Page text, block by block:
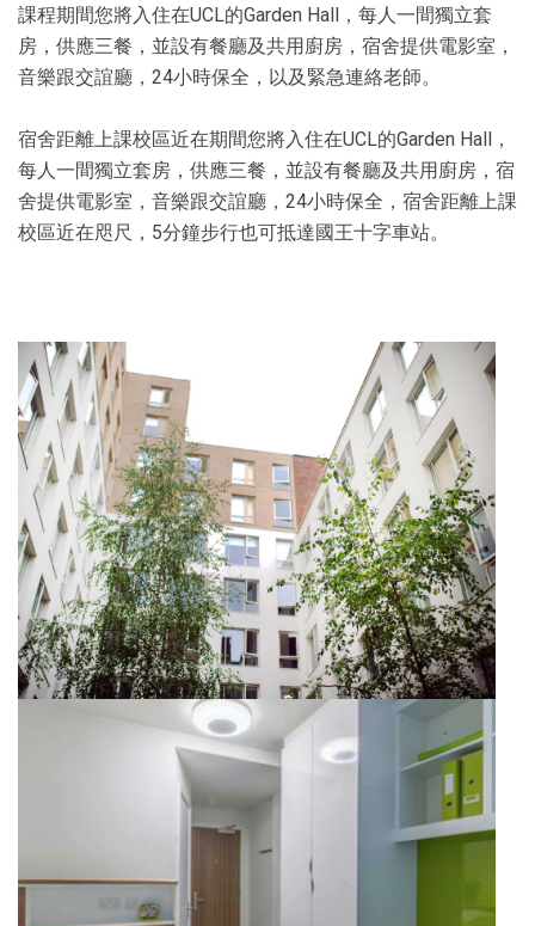
課程期間您將入住在UCL的Garden Hall，每人一間獨立套
房，供應三餐，並設有餐廳及共用廚房，宿舍提供電影室，
音樂跟交誼廳，24小時保全，以及緊急連絡老師。
宿舍距離上課校區近在期間您將入住在UCL的Garden Hall，
每人一間獨立套房，供應三餐，並設有餐廳及共用廚房，宿
舍提供電影室，音樂跟交誼廳，24小時保全，宿舍距離上課
校區近在咫尺，5分鐘步行也可抵達國王十字車站。